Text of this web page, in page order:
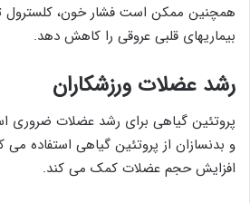
همچنین ممکن است فشار خون، کلسترول
بیماریهای قلبی عروقی را کاهش دهد.
رشد عضلات ورزشکاران
پروتئین گیاهی برای رشد عضلات ضروری
و بدنسازان از پروتئین گیاهی استفاده می
افزایش حجم عضلات کمک می کند.